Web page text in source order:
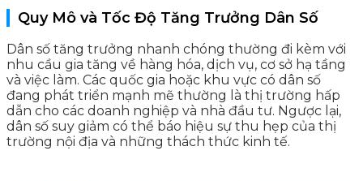
Quy Mô và Tốc Độ Tăng Trưởng Dân Số
Dân số tăng trưởng nhanh chóng thường đi kèm với
nhu cầu gia tăng về hàng hóa, dịch vụ, cơ sở hạ tầng
và việc làm. Các quốc gia hoặc khu vực có dân số
đang phát triển mạnh mẽ thường là thị trường hấp
dẫn cho các doanh nghiệp và nhà đầu tư. Ngược lại,
dân số suy giảm có thể báo hiệu sự thu hẹp của thị
trường nội địa và những thách thức kinh tế.